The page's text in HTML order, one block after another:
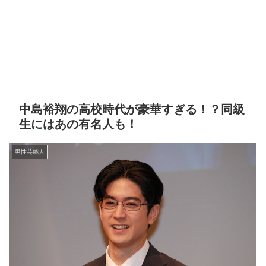
中島裕翔の高校時代が豪華すぎる！？同級
生にはあの有名人も！
男性芸能人